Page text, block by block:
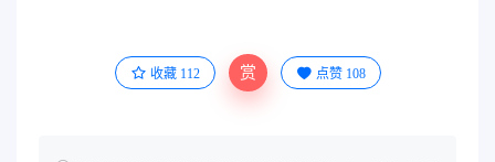
收藏 112 赏 点赞 108